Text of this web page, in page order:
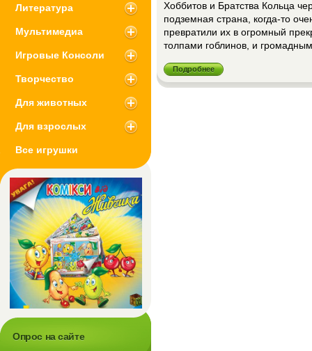
Хоббитов и Братства Кольца
подземная страна, когда-то
превратили их в огромный
толпами гоблинов, и
Подробнее
Литература
Мультимедиа
Игровые Консоли
Творчество
Для животных
Для взрослых
Все игрушки
Опрос на сайте